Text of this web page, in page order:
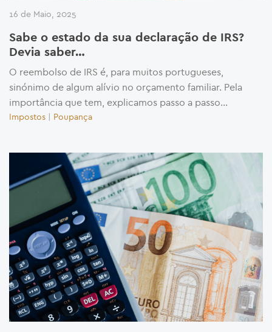
16 de Maio, 2025
Sabe o estado da sua declaração de IRS?
Devia saber…
O reembolso de IRS é, para muitos portugueses,
sinónimo de algum alívio no orçamento familiar. Pela
importância que tem, explicamos passo a passo...
Impostos | Poupança